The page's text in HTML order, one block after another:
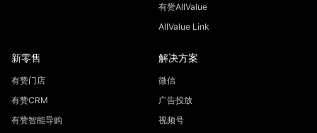
有赞AllValue
AllValue Link
新零售
有赞门店
有赞CRM
有赞智能导购
解决方案
微信
广告投放
视频号